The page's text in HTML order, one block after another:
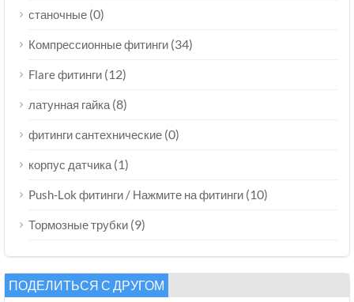
станочные (0)
Компрессионные фитинги (34)
Flare фитинги (12)
латунная гайка (8)
фитинги сантехнические (0)
корпус датчика (1)
Push-Lok фитинги / Нажмите на фитинги (10)
Тормозные трубки (9)
ПОДЕЛИТЬСЯ С ДРУГОМ